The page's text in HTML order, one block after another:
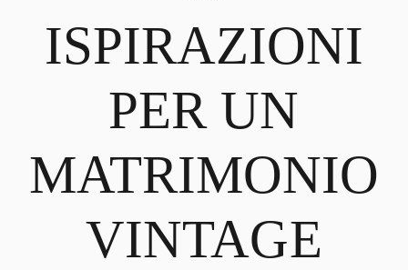
ISPIRAZIONI
PER UN
MATRIMONIO
VINTAGE